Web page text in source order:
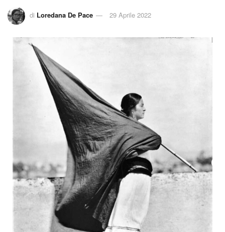
di Loredana De Pace 29 Aprile 2022